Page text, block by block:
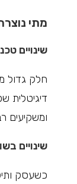
מתי
שינויים
חלק גדול
דיגיטלית
ומשקיעים
שינויים
כשעסק